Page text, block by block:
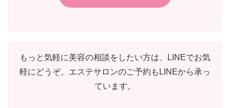
もっと気軽に美容の相談をしたい方は、LINEでお気
軽にどうぞ。エステサロンのご予約もLINEから承っ
ています。